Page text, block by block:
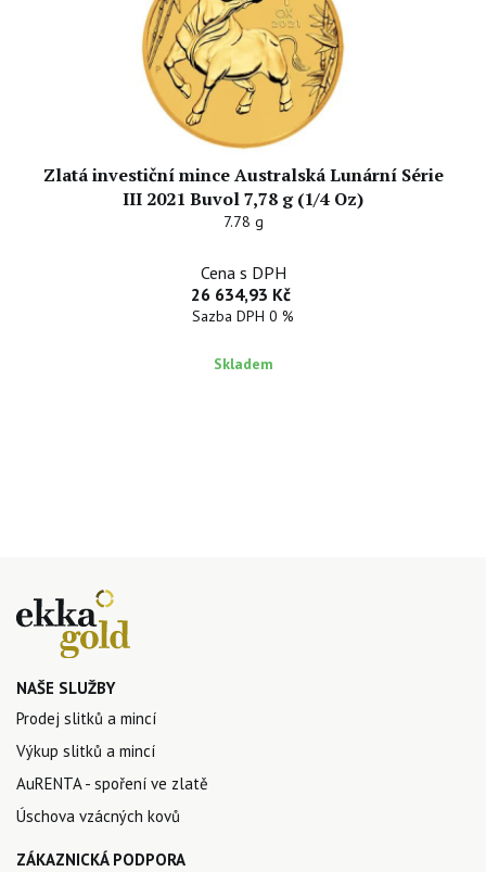
Zlatá investiční mince Australská Lunární Série
III 2021 Buvol 7,78 g (1/4 Oz)
7.78 g
Cena s DPH
26 634,93 Kč
Sazba DPH 0 %
Skladem
NAŠE SLUŽBY
Prodej slitků a mincí
Výkup slitků a mincí
AuRENTA - spoření ve zlatě
Úschova vzácných kovů
ZÁKAZNICKÁ PODPORA